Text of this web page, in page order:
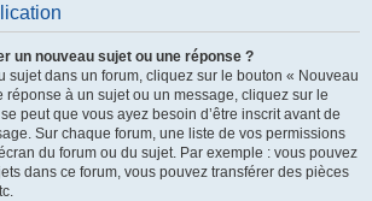
un nouveau sujet ou une réponse ?
sujet dans un forum, cliquez sur le bouton « Nouveau
réponse à un sujet ou un message, cliquez sur le
peut que vous ayez besoin d’être inscrit avant de
Sur chaque forum, une liste de vos permissions
du forum ou du sujet. Par exemple : vous pouvez
dans ce forum, vous pouvez transférer des pièces